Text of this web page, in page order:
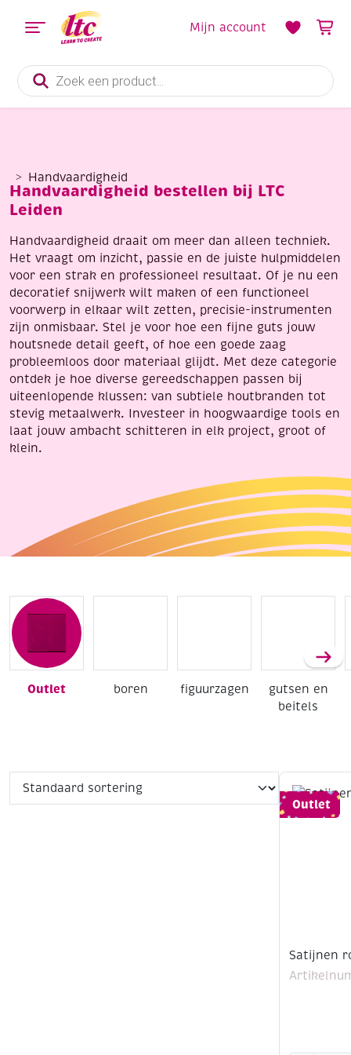
Producten
zoeken
Mijn account
Handvaardigheid
Handvaardigheid bestellen bij LTC
Leiden
Handvaardigheid draait om meer dan alleen techniek.
Het vraagt om inzicht, passie en de juiste hulpmiddelen
voor een strak en professioneel resultaat. Of je nu een
decoratief snijwerk wilt maken of een functioneel
voorwerp in elkaar wilt zetten, precisie-instrumenten
zijn onmisbaar. Stel je voor hoe een fijne guts jouw
houtsnede detail geeft, of hoe een goede zaag
probleemloos door materiaal glijdt. Met deze categorie
ontdek je hoe diverse gereedschappen passen bij
uiteenlopende klussen: van subtiele houtbranden tot
stevig metaalwerk. Investeer in hoogwaardige tools en
laat jouw ambacht schitteren in elk project, groot of
klein.
Outlet boren figuurzagen
gutsen en
beitels
Outlet
Satijnen